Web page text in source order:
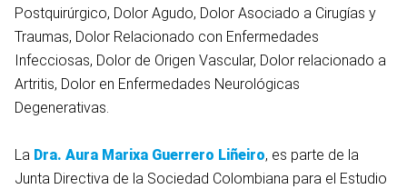
Postquirúrgico, Dolor Agudo, Dolor Asociado a Cirugías y
Traumas, Dolor Relacionado con Enfermedades
Infecciosas, Dolor de Origen Vascular, Dolor relacionado a
Artritis, Dolor en Enfermedades Neurológicas
Degenerativas.
La Dra. Aura Marixa Guerrero Liñeiro, es parte de la
Junta Directiva de la Sociedad Colombiana para el Estudio